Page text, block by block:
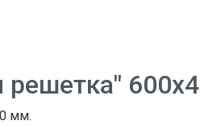
решетка"
мм.